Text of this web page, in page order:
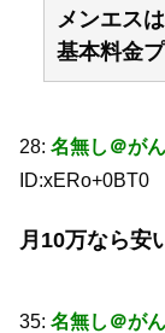
メンエス
基本料金
28: 名無し＠が
ID:xERo+0BT0
月10万なら安
35: 名無し＠が